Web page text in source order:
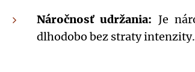
Náročnosť udržania: Je
dlhodobo bez straty intenzity.